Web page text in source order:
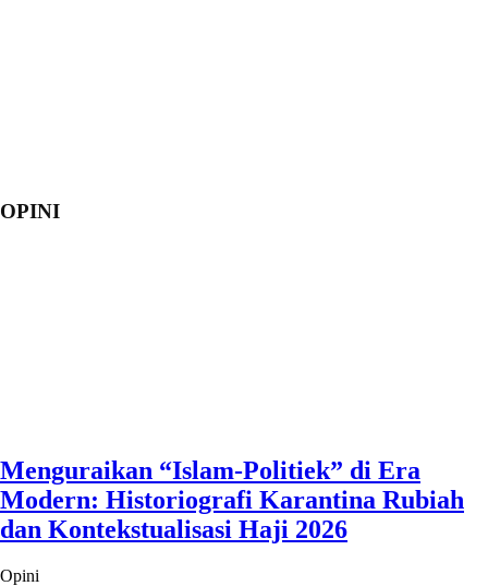
OPINI
Menguraikan “Islam-Politiek” di Era
Modern: Historiografi Karantina Rubiah
dan Kontekstualisasi Haji 2026
Opini